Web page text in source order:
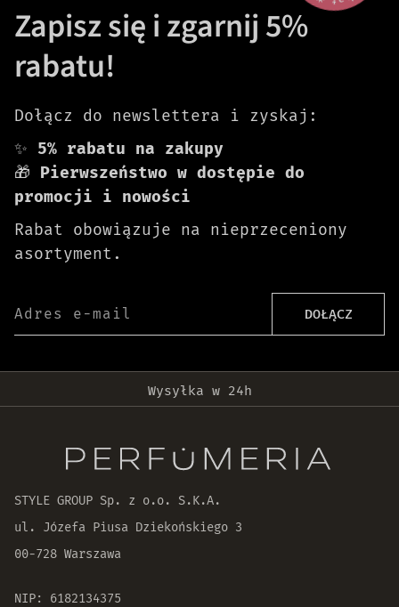
Zapisz się i zgarnij 5%
rabatu!
Dołącz do newslettera i zyskaj:
✨ 5% rabatu na zakupy
🎁 Pierwszeństwo w dostępie do
promocji i nowości
Rabat obowiązuje na nieprzeceniony
asortyment.
Adres e-mail DOŁĄCZ
Wysyłka w 24h
30 dni na zwrot zamówienia
STYLE GROUP Sp. z o.o. S.K.A.
ul. Józefa Piusa Dziekońskiego 3
00-728 Warszawa
NIP: 6182134375